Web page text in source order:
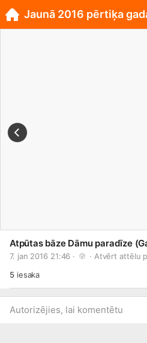
Atpūtas bāze Dāmu paradīze
7. jan 2016 21:46 · · Atvērt attēlu
5iesaka
Autorizējies, lai komentētu